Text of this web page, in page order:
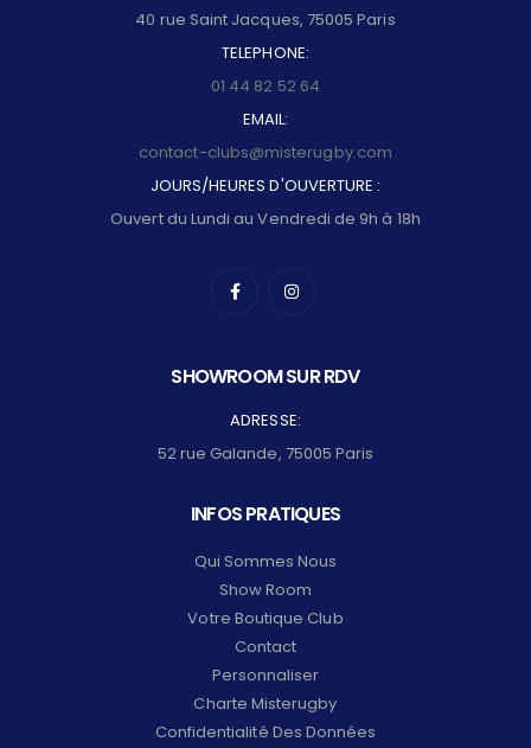
40 rue Saint Jacques, 75005 Paris
TELEPHONE:
01 44 82 52 64
EMAIL:
contact-clubs@misterugby.com
JOURS/HEURES D'OUVERTURE :
Ouvert du Lundi au Vendredi de 9h à 18h
SHOWROOM SUR RDV
ADRESSE:
52 rue Galande, 75005 Paris
INFOS PRATIQUES
Qui Sommes Nous
Show Room
Votre Boutique Club
Contact
Personnaliser
Charte Misterugby
Confidentialité Des Données